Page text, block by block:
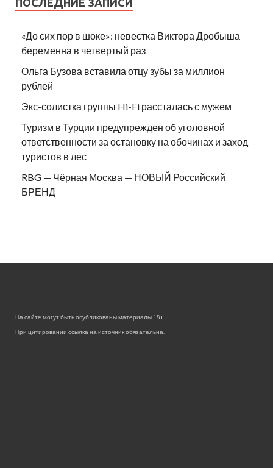
«До сих пор в шоке»: невестка Виктора Дробыша
беременна в четвертый раз
Ольга Бузова вставила отцу зубы за миллион
рублей
Экс-солистка группы Hi-Fi рассталась с мужем
Туризм в Турции предупрежден об уголовной
ответственности за остановку на обочинах и заход
туристов в лес
RBG — Чёрная Москва — НОВЫЙ Российский
БРЕНД
На сайте могут быть опубликованы материалы 18+!
При цитировании ссылка на источник обязательна.